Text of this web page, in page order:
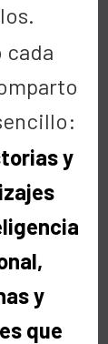
irá
cada
y
y
que